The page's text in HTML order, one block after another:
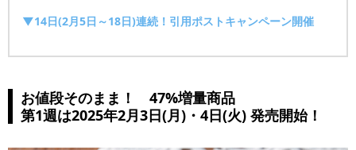
▼14日(2月5日～18日)連続！引用ポストキャンペーン開催
お値段そのまま！ 47%増量商品
第1週は2025年2月3日(月)・4日(火) 発売開始！